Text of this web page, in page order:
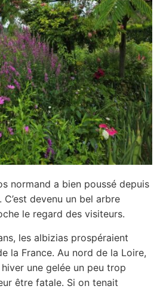
normand a bien poussé depuis
C’est devenu un bel arbre
le regard des visiteurs.
les albizias prospéraient
la France. Au nord de la Loire,
une gelée un peu trop
être fatale. Si on tenait